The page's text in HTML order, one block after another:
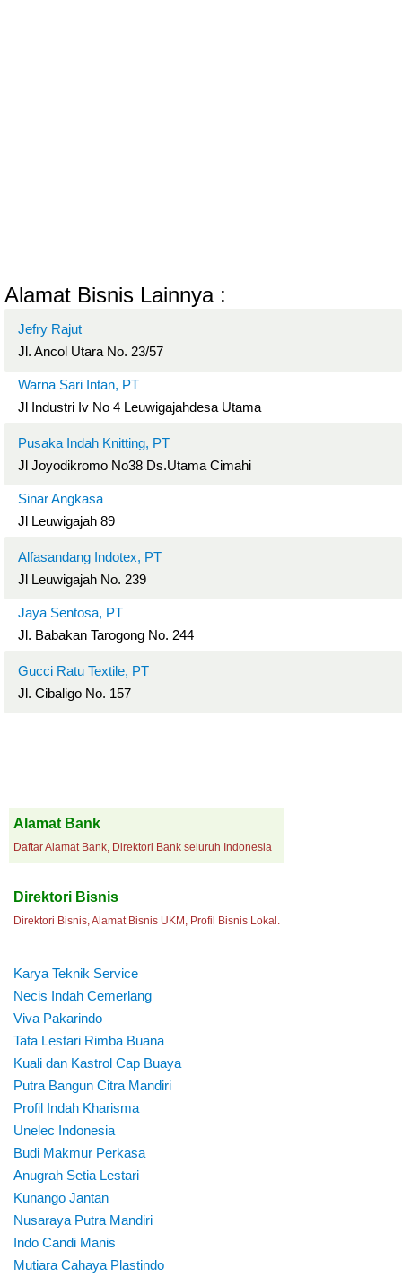
Alamat Bisnis Lainnya :
Jefry Rajut
Jl. Ancol Utara No. 23/57
Warna Sari Intan, PT
Jl Industri Iv No 4 Leuwigajahdesa Utama
Pusaka Indah Knitting, PT
Jl Joyodikromo No38 Ds.Utama Cimahi
Sinar Angkasa
Jl Leuwigajah 89
Alfasandang Indotex, PT
Jl Leuwigajah No. 239
Jaya Sentosa, PT
Jl. Babakan Tarogong No. 244
Gucci Ratu Textile, PT
Jl. Cibaligo No. 157
Alamat Bank
Daftar Alamat Bank, Direktori Bank seluruh Indonesia
Direktori Bisnis
Direktori Bisnis, Alamat Bisnis UKM, Profil Bisnis Lokal.
Karya Teknik Service
Necis Indah Cemerlang
Viva Pakarindo
Tata Lestari Rimba Buana
Kuali dan Kastrol Cap Buaya
Putra Bangun Citra Mandiri
Profil Indah Kharisma
Unelec Indonesia
Budi Makmur Perkasa
Anugrah Setia Lestari
Kunango Jantan
Nusaraya Putra Mandiri
Indo Candi Manis
Mutiara Cahaya Plastindo